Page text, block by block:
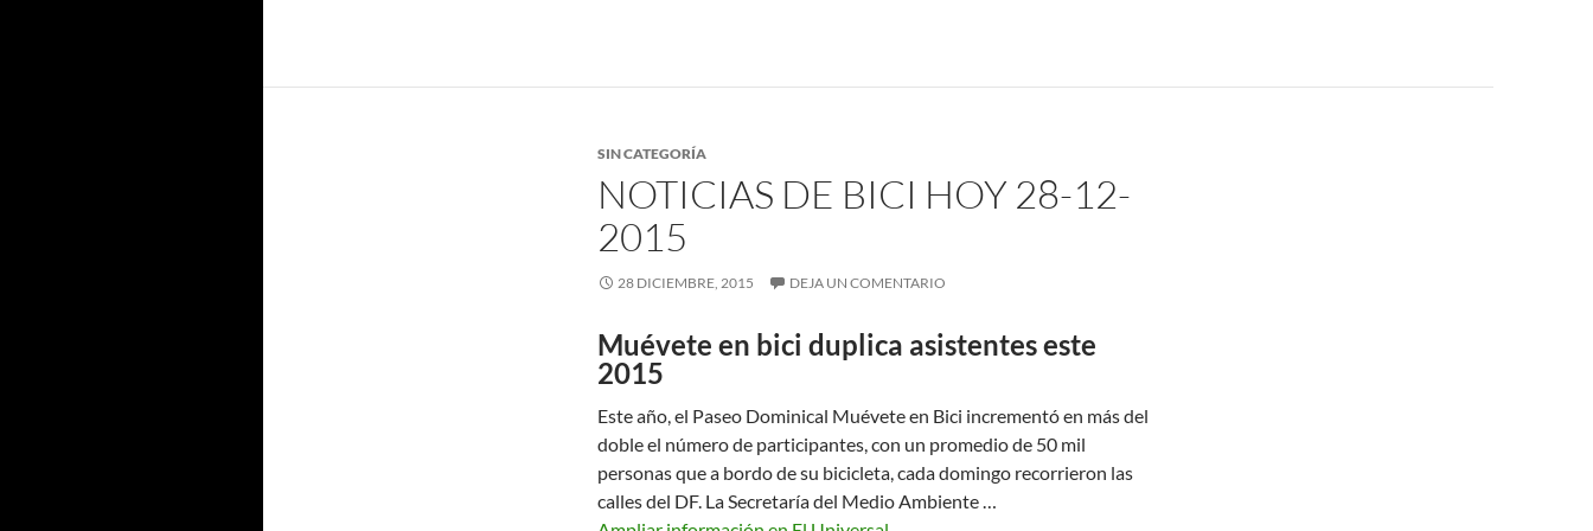
SIN CATEGORÍA
NOTICIAS DE BICI HOY 28-12-
2015
28 DICIEMBRE, 2015 DEJA UN COMENTARIO
Muévete en bici duplica asistentes este
2015
Este año, el Paseo Dominical Muévete en Bici incrementó en más del
doble el número de participantes, con un promedio de 50 mil
personas que a bordo de su bicicleta, cada domingo recorrieron las
calles del DF. La Secretaría del Medio Ambiente …